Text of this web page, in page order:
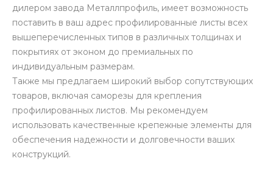
дилером завода Металлпрофиль, имеет возможность
поставить в ваш адрес профилированные листы всех
вышеперечисленных типов в различных толщинах и
покрытиях от эконом до премиальных по
индивидуальным размерам.
Также мы предлагаем широкий выбор сопутствующих
товаров, включая саморезы для крепления
профилированных листов. Мы рекомендуем
использовать качественные крепежные элементы для
обеспечения надежности и долговечности ваших
конструкций.